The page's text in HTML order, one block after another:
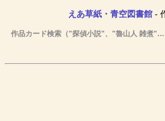
えあ草紙・青空図書館-
作品カード検索（"探偵小説"、"魯山人 雑煮"…